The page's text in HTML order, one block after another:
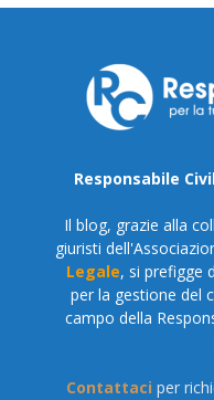
Responsabile
Il blog, grazie alla
giuristi
Legale, si prefigge
per la gestione del
campo della
Contattaci per